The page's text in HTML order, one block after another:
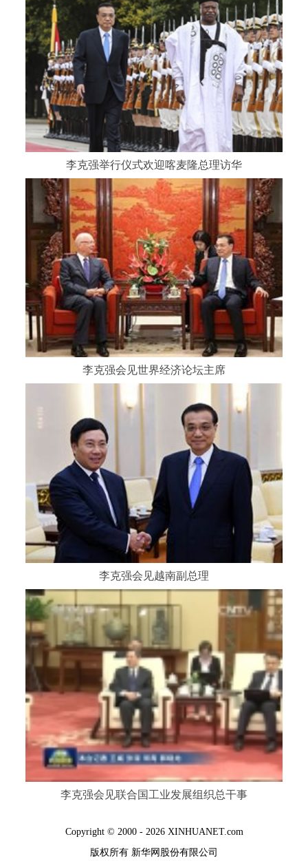
李克强举行仪式欢迎喀麦隆总理访华
李克强会见世界经济论坛主席
李克强会见越南副总理
李克强会见联合国工业发展组织总干事
Copyright © 2000 - 2026 XINHUANET.com
版权所有 新华网股份有限公司